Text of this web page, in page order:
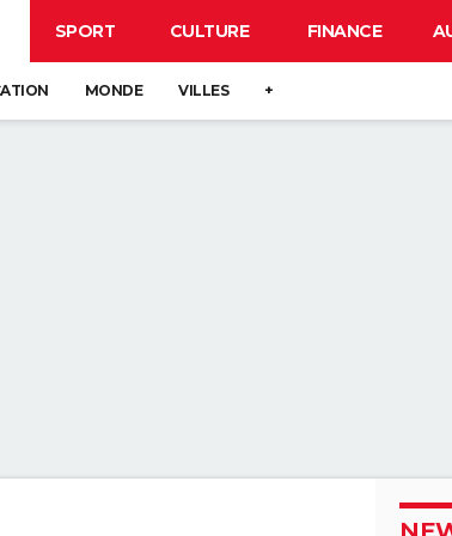
SPORT CULTURE FINANCE
MONDE VILLES +